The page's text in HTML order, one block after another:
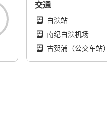
交通
白滨站
南纪白滨机场
古贺浦（公交车站）